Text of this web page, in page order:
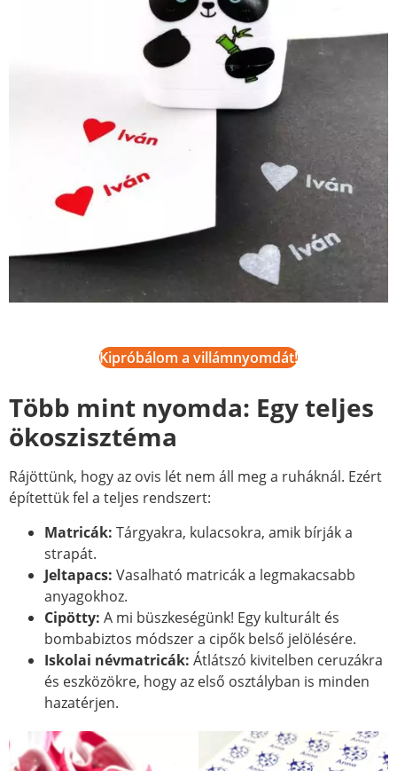
Kipróbálom a villámnyomdát!
Több mint nyomda: Egy teljes
ökoszisztéma
Rájöttünk, hogy az ovis lét nem áll meg a ruháknál. Ezért
építettük fel a teljes rendszert:
Matricák: Tárgyakra, kulacsokra, amik bírják a
strapát.
Jeltapacs: Vasalható matricák a legmakacsabb
anyagokhoz.
Cipötty: A mi büszkeségünk! Egy kulturált és
bombabiztos módszer a cipők belső jelölésére.
Iskolai névmatricák: Átlátszó kivitelben ceruzákra
és eszközökre, hogy az első osztályban is minden
hazatérjen.